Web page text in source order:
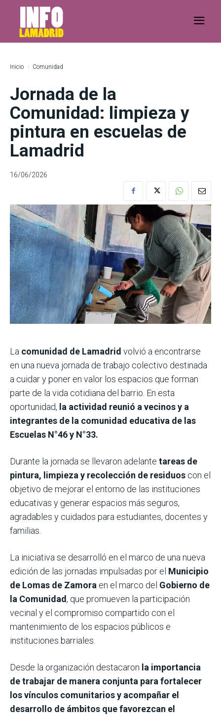
Inicio Comunidad
Jornada de la
Comunidad: limpieza y
pintura en escuelas de
Lamadrid
16/06/2026
La comunidad de Lamadrid volvió a encontrarse
en una nueva jornada de trabajo colectivo destinada
a cuidar y poner en valor los espacios que forman
parte de la vida cotidiana del barrio. En esta
oportunidad, la actividad reunió a vecinos y a
integrantes de la comunidad educativa de las
Escuelas N°46 y N°33.
Durante la jornada se llevaron adelante tareas de
pintura, limpieza y recolección de residuos con el
objetivo de mejorar el entorno de las instituciones
educativas y generar espacios más seguros,
agradables y cuidados para estudiantes, docentes y
familias.
La iniciativa se desarrolló en el marco de una nueva
edición de las jornadas impulsadas por el Municipio
de Lomas de Zamora en el marco del Gobierno de
la Comunidad, que promueven la participación
vecinal y el compromiso compartido con el
mantenimiento de los espacios públicos e
instituciones barriales.
Desde la organización destacaron la importancia
de trabajar de manera conjunta para fortalecer
los vínculos comunitarios y acompañar el
desarrollo de ámbitos que favorezcan el